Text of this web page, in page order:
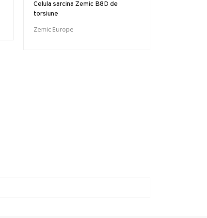
Celula sarcina Zemic B8D de
torsiune
Zemic Europe